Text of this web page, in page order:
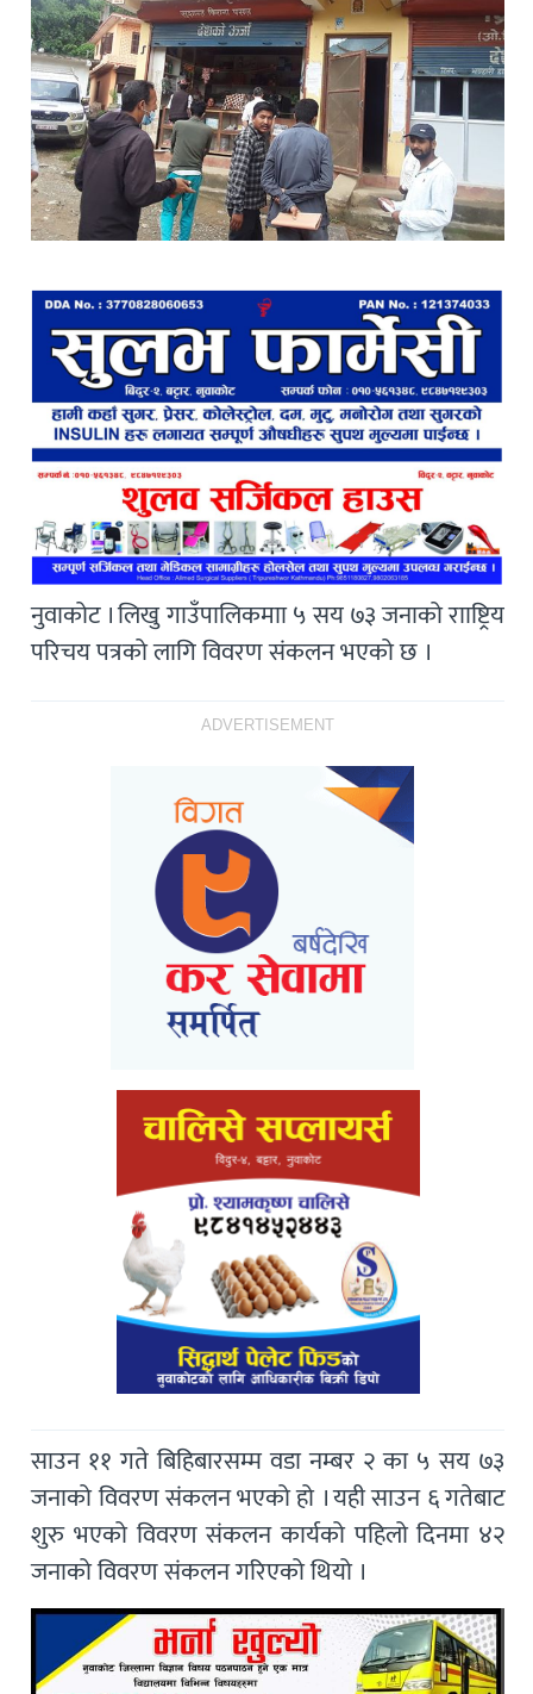
नुवाकोट । लिखु गाउँपालिकमाा ५ सय ७३ जनाको रााष्ट्रिय
परिचय पत्रको लागि विवरण संकलन भएको छ ।
ADVERTISEMENT
साउन ११ गते बिहिबारसम्म वडा नम्बर २ का ५ सय ७३
जनाको विवरण संकलन भएको हो । यही साउन ६ गतेबाट
शुरु भएको विवरण संकलन कार्यको पहिलो दिनमा ४२
जनाको विवरण संकलन गरिएको थियो ।